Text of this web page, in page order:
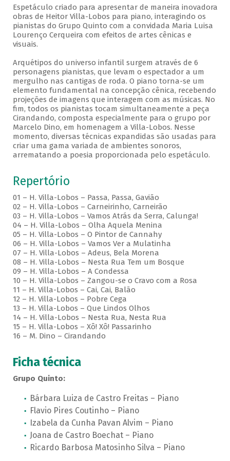
Espetáculo criado para apresentar de maneira inovadora
obras de Heitor Villa-Lobos para piano, interagindo os
pianistas do Grupo Quinto com a convidada Maria Luisa
Lourenço Cerqueira com efeitos de artes cênicas e
visuais.
Arquétipos do universo infantil surgem através de 6
personagens pianistas, que levam o espectador a um
mergulho nas cantigas de roda. O piano torna-se um
elemento fundamental na concepção cênica, recebendo
projeções de imagens que interagem com as músicas. No
fim, todos os pianistas tocam simultaneamente a peça
Cirandando, composta especialmente para o grupo por
Marcelo Dino, em homenagem a Villa-Lobos. Nesse
momento, diversas técnicas expandidas são usadas para
criar uma gama variada de ambientes sonoros,
arrematando a poesia proporcionada pelo espetáculo.
Repertório
01 – H. Villa-Lobos – Passa, Passa, Gavião
02 – H. Villa-Lobos – Carneirinho, Carneirão
03 – H. Villa-Lobos – Vamos Atrás da Serra, Calunga!
04 – H. Villa-Lobos – Olha Aquela Menina
05 – H. Villa-Lobos – O Pintor de Cannahy
06 – H. Villa-Lobos – Vamos Ver a Mulatinha
07 – H. Villa-Lobos – Adeus, Bela Morena
08 – H. Villa-Lobos – Nesta Rua Tem um Bosque
09 – H. Villa-Lobos – A Condessa
10 – H. Villa-Lobos – Zangou-se o Cravo com a Rosa
11 – H. Villa-Lobos – Cai, Cai, Balão
12 – H. Villa-Lobos – Pobre Cega
13 – H. Villa-Lobos – Que Lindos Olhos
14 – H. Villa-Lobos – Nesta Rua, Nesta Rua
15 – H. Villa-Lobos – Xô! Xô! Passarinho
16 – M. Dino – Cirandando
Ficha técnica
Grupo Quinto:
Bárbara Luiza de Castro Freitas – Piano
Flavio Pires Coutinho – Piano
Izabela da Cunha Pavan Alvim – Piano
Joana de Castro Boechat – Piano
Ricardo Barbosa Matosinho Silva – Piano